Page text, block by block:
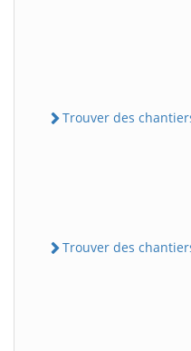
Trouver des
Trouver des